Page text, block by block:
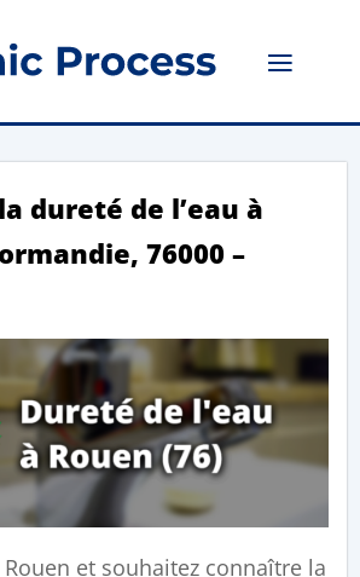
dureté de l’eau à
76000 –
et souhaitez connaître la